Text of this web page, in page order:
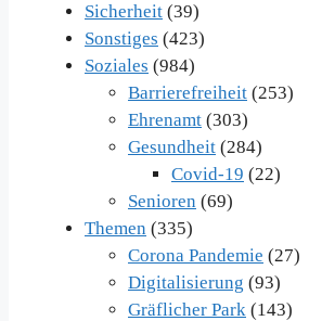
Sicherheit (39)
Sonstiges (423)
Soziales (984)
Barrierefreiheit (253)
Ehrenamt (303)
Gesundheit (284)
Covid-19 (22)
Senioren (69)
Themen (335)
Corona Pandemie (27)
Digitalisierung (93)
Gräflicher Park (143)